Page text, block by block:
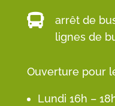

arrêt de
lignes de
Ouverture pour
Lundi 16h –